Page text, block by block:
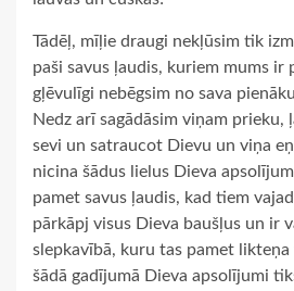
Tādēļ, mīļie draugi nekļūsim tik
paši savus ļaudis, kuriem mums ir
gļēvulīgi nebēgsim no sava
Nedz arī sagādāsim viņam
sevi un satraucot Dievu un viņa
nicina šādus lielus Dieva
pamet savus ļaudis, kad tiem
pārkāpj visus Dieva baušļus un ir
slepkavībā, kuru tas pamet likteņa
šādā gadījumā Dieva apsolījumi